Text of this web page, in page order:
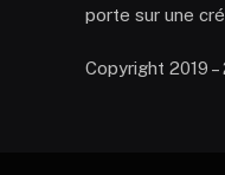
porte sur une
Copyright 2019 –